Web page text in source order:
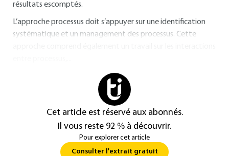
résultats escomptés.
L’approche processus doit s’appuyer sur une identification
systématique et un management des processus. Cette
Cet article est réservé aux abonnés.
Il vous reste 92 % à découvrir.
Pour explorer cet article
Consulter l'extrait gratuit